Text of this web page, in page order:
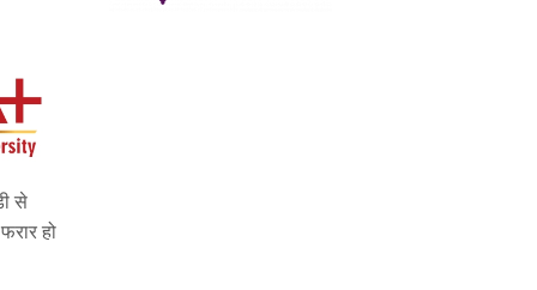
से
हो